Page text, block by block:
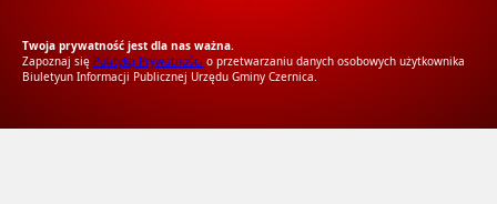
Twoja prywatność jest dla nas ważna.
Zapoznaj się Polityką Prywatności o przetwarzaniu danych osobowych użytkownika
Biuletyun Informacji Publicznej Urzędu Gminy Czernica.